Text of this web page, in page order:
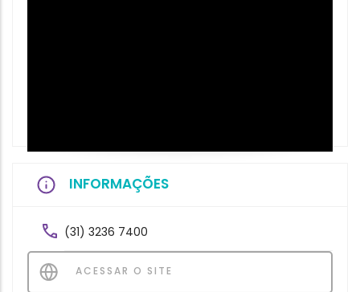
INFORMAÇÕES
(31) 3236 7400
ACESSAR O SITE